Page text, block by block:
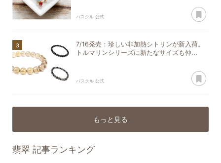
パスクル 公式
7/16発売：珍しい非加熱シトリンが新入荷。
トルマリンシリーズに新たなサイズも仲...
パスクル 公式
もっと見る
翡翠 記事ランキング